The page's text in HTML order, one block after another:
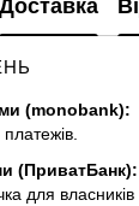
Доставка
(monobank):
(ПриватБанк):
для власників